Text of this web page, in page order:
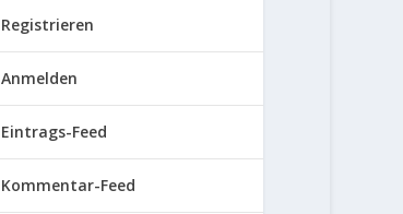
Registrieren
Anmelden
Eintrags-Feed
Kommentar-Feed